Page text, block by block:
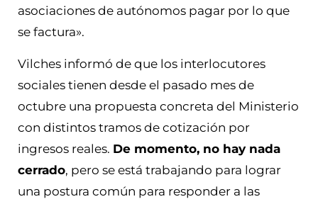
asociaciones de autónomos pagar por lo que
se factura».
Vilches informó de que los interlocutores
sociales tienen desde el pasado mes de
octubre una propuesta concreta del Ministerio
con distintos tramos de cotización por
ingresos reales. De momento, no hay nada
cerrado, pero se está trabajando para lograr
una postura común para responder a las